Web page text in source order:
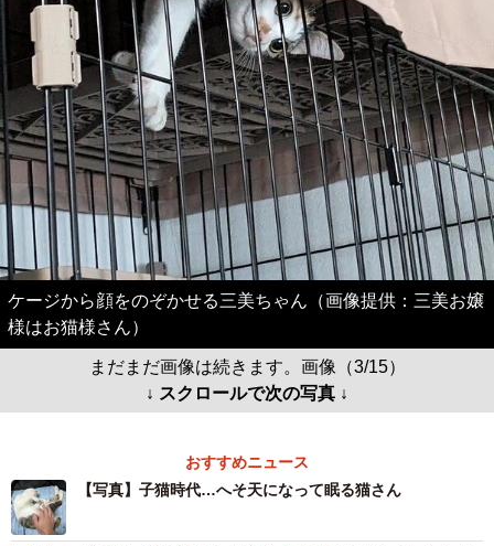
ケージから顔をのぞかせる三美ちゃん（画像提供：三美お嬢
様はお猫様さん）
まだまだ画像は続きます。画像（3/15）
↓ スクロールで次の写真 ↓
おすすめニュース
【写真】子猫時代…へそ天になって眠る猫さん